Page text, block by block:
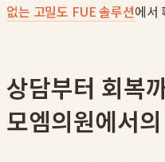
없는 고밀도 FUE 솔루션에서
상담부터 회복
모엠의원에서